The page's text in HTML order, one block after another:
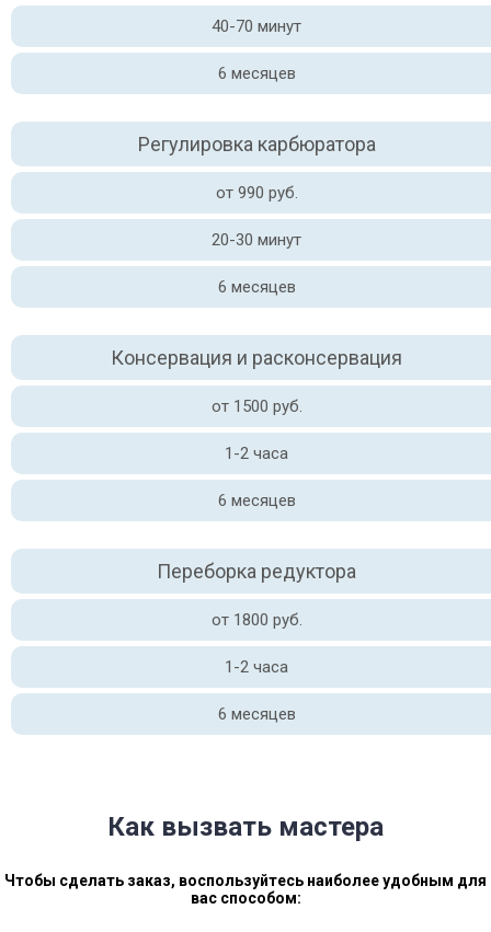
40-70 минут
6 месяцев
Регулировка карбюратора
от 990 руб.
20-30 минут
6 месяцев
Консервация и расконсервация
от 1500 руб.
1-2 часа
6 месяцев
Переборка редуктора
от 1800 руб.
1-2 часа
6 месяцев
Как вызвать мастера
Чтобы сделать заказ, воспользуйтесь наиболее удобным для
вас способом: